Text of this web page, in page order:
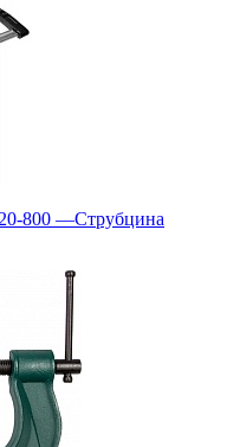
800 —Струбцина